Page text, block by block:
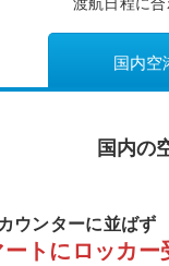
国内空
国内の
ウンターに並ばず
トにロッカー